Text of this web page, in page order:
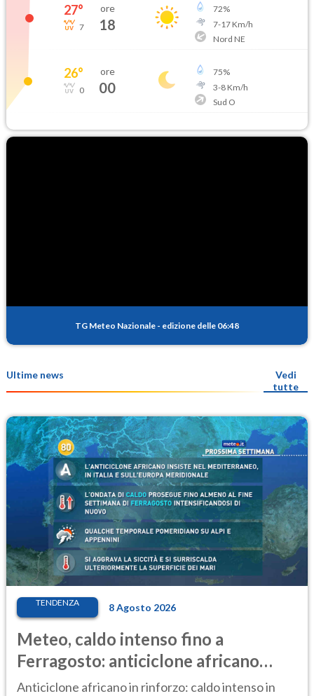
27°
7
ore
18
72%
7-17Km/h
Nord NE
26°
0
ore
00
75%
3-8Km/h
Sud O
TG Meteo Nazionale - edizione delle 06:48
Ultime news
Vedi
tutte
TENDENZA 8 Agosto 2026
Meteo, caldo intenso fino a
Ferragosto: anticiclone africano
ancora protagonista
Anticiclone africano in rinforzo: caldo intenso in